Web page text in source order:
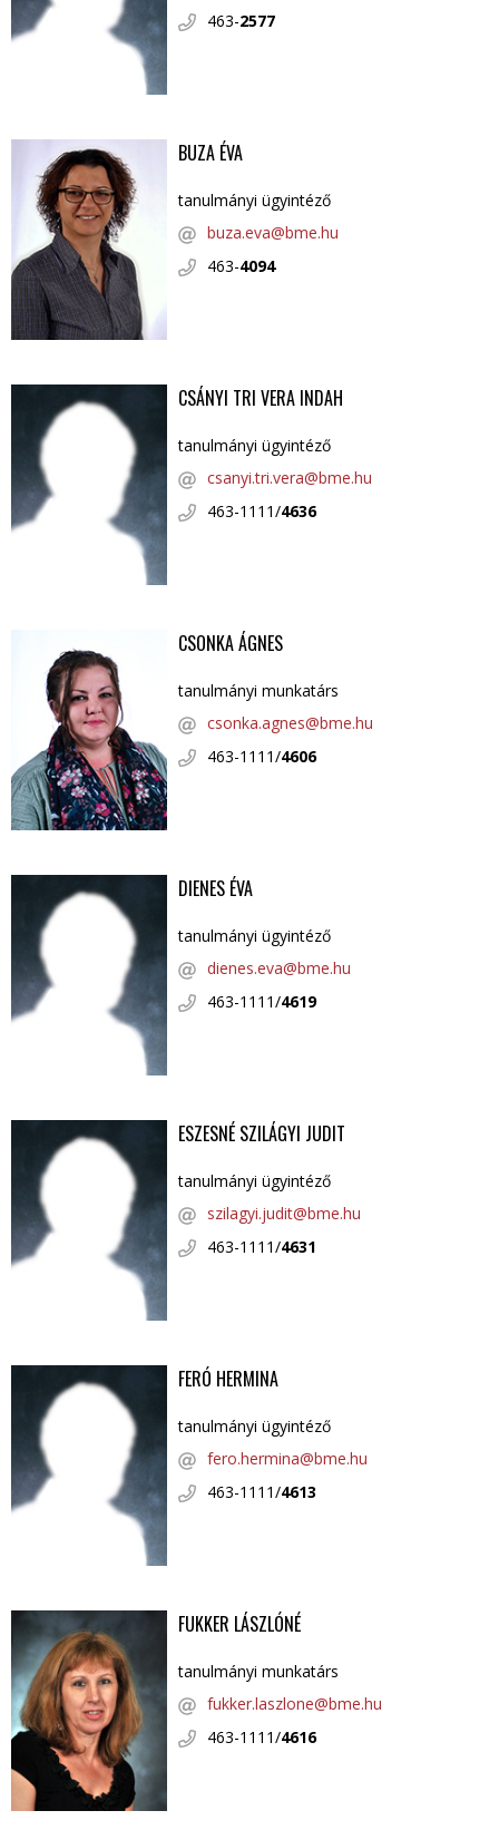
463-2577
BUZA ÉVA
tanulmányi ügyintéző
buza.eva@bme.hu
463-4094
CSÁNYI TRI VERA INDAH
tanulmányi ügyintéző
csanyi.tri.vera@bme.hu
463-1111/4636
CSONKA ÁGNES
tanulmányi munkatárs
csonka.agnes@bme.hu
463-1111/4606
DIENES ÉVA
tanulmányi ügyintéző
dienes.eva@bme.hu
463-1111/4619
ESZESNÉ SZILÁGYI JUDIT
tanulmányi ügyintéző
szilagyi.judit@bme.hu
463-1111/4631
FERÓ HERMINA
tanulmányi ügyintéző
fero.hermina@bme.hu
463-1111/4613
FUKKER LÁSZLÓNÉ
tanulmányi munkatárs
fukker.laszlone@bme.hu
463-1111/4616